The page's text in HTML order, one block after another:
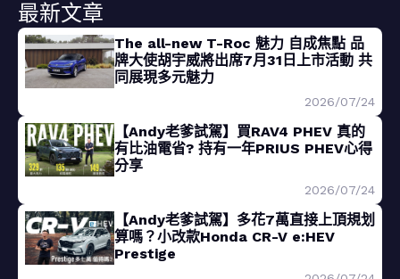
最新文章
The all-new T-Roc 魅力 自成焦點 品
牌大使胡宇威將出席7月31日上市活動 共
同展現多元魅力
2026/07/24
【Andy老爹試駕】買RAV4 PHEV 真的
有比油電省? 持有一年PRIUS PHEV心得
分享
2026/07/24
【Andy老爹試駕】多花7萬直接上頂規划
算嗎？小改款Honda CR-V e:HEV
Prestige